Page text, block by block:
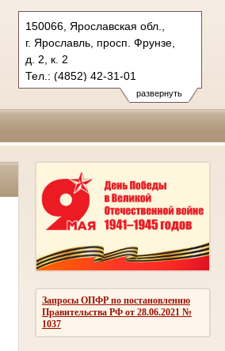
развернуть
150066, Ярославская обл.,
г. Ярославль, просп. Фрунзе,
д. 2, к. 2
Тел.: (4852) 42-31-01
frunzensky.jrs@sudrf.ru
Запросы ОПФР по постановлению
Правительства РФ от 28.06.2021 №
1037